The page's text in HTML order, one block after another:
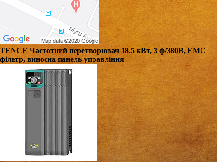
TENCE Частотний перетворювач 18.5 кВт, 3 ф/380В, EMC
фільтр, виносна панель управління